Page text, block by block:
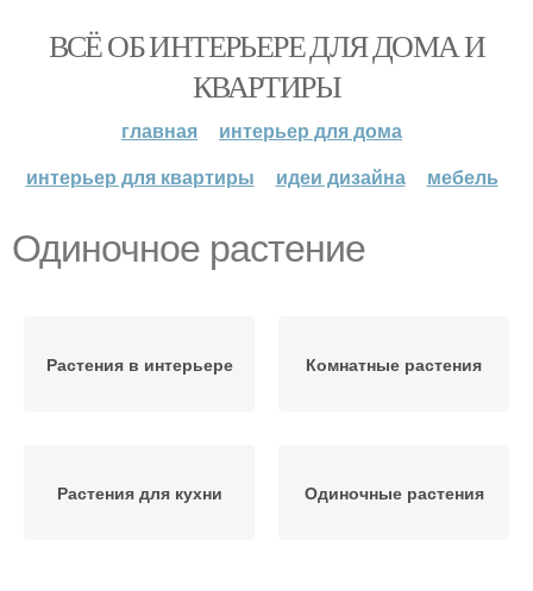
ВСЁ ОБ ИНТЕРЬЕРЕ ДЛЯ ДОМА И
КВАРТИРЫ
главная
интерьер для дома
интерьер для квартиры
идеи дизайна мебель
Одиночное растение
Растения в интерьере Комнатные растения
Растения для кухни Одиночные растения